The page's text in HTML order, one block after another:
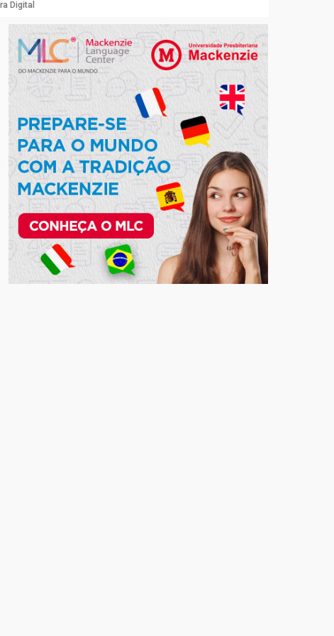
Digital